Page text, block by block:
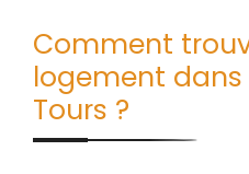
Comment
logement
Tours ?